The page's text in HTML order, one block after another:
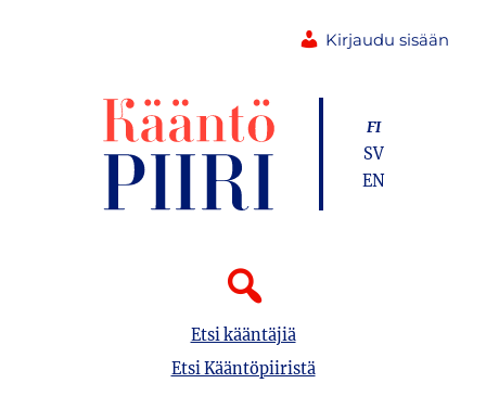
Kirjaudu sisään
Etsi kääntäjiä
Etsi Kääntöpiiristä
FI
SV
EN